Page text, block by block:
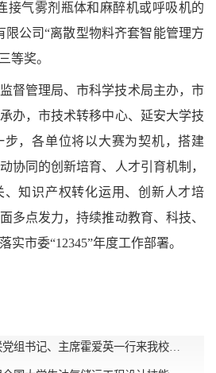
接气雾剂瓶体和麻醉机或呼吸机的
限公司“离散型物料齐套智能管理方
等奖。
督管理局、市科学技术局主办，市
办，市技术转移中心、延安大学技
，各单位将以大赛为契机，搭建
协同的创新培育、人才引育机制，
、知识产权转化运用、创新人才培
多点发力，持续推动教育、科技、
实市委“12345”年度工作部署。